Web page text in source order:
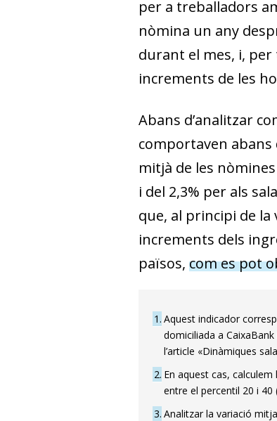
per a treballadors
nòmina un any
durant el mes, i,
increments de les
Abans d’analitzar
comportaven abans
mitjà de les
i del 2,3% per als
que, al principi de
increments dels
països, com es pot
1 Aquest indicador
domiciliada a
l’article «Dinàmiques
2 En aquest cas,
entre el percentil 20 i 40
3 Analitzar la variació